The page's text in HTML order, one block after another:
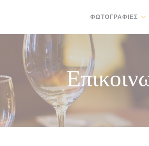
ΦΩΤΟΓΡΑΦΊΕΣ